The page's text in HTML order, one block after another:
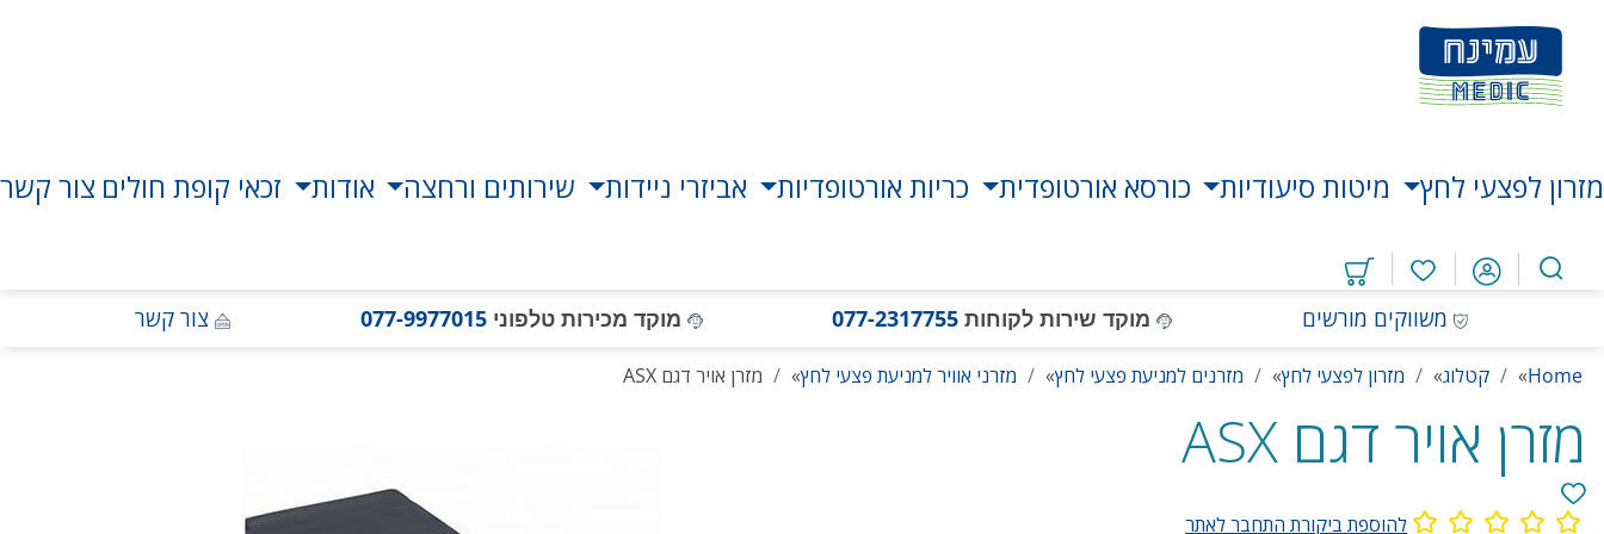
מרכזי
חיפוש
ראשי
לתחתית
העמוד
מזרון לפצעי לחץ מיטות סיעודיות כורסא אורטופדית כריות אורטופדיות אביזרי ניידות שירותים ורחצה אודות זכאי קופת חולים צור קשר
מוצרים
משווקים מורשים מוקד שירות לקוחות 077-2317755 מוקד מכירות טלפוני077-9977015 צור קשר
Home
» קטלוג» מזרון לפצעי לחץ» מזרנים למניעת פצעי לחץ» מזרני אוויר למניעת פצעי לחץ» מזרן אויר דגם ASX
מזרן אויר דגם ASX
להוספת ביקורת התחבר לאתר